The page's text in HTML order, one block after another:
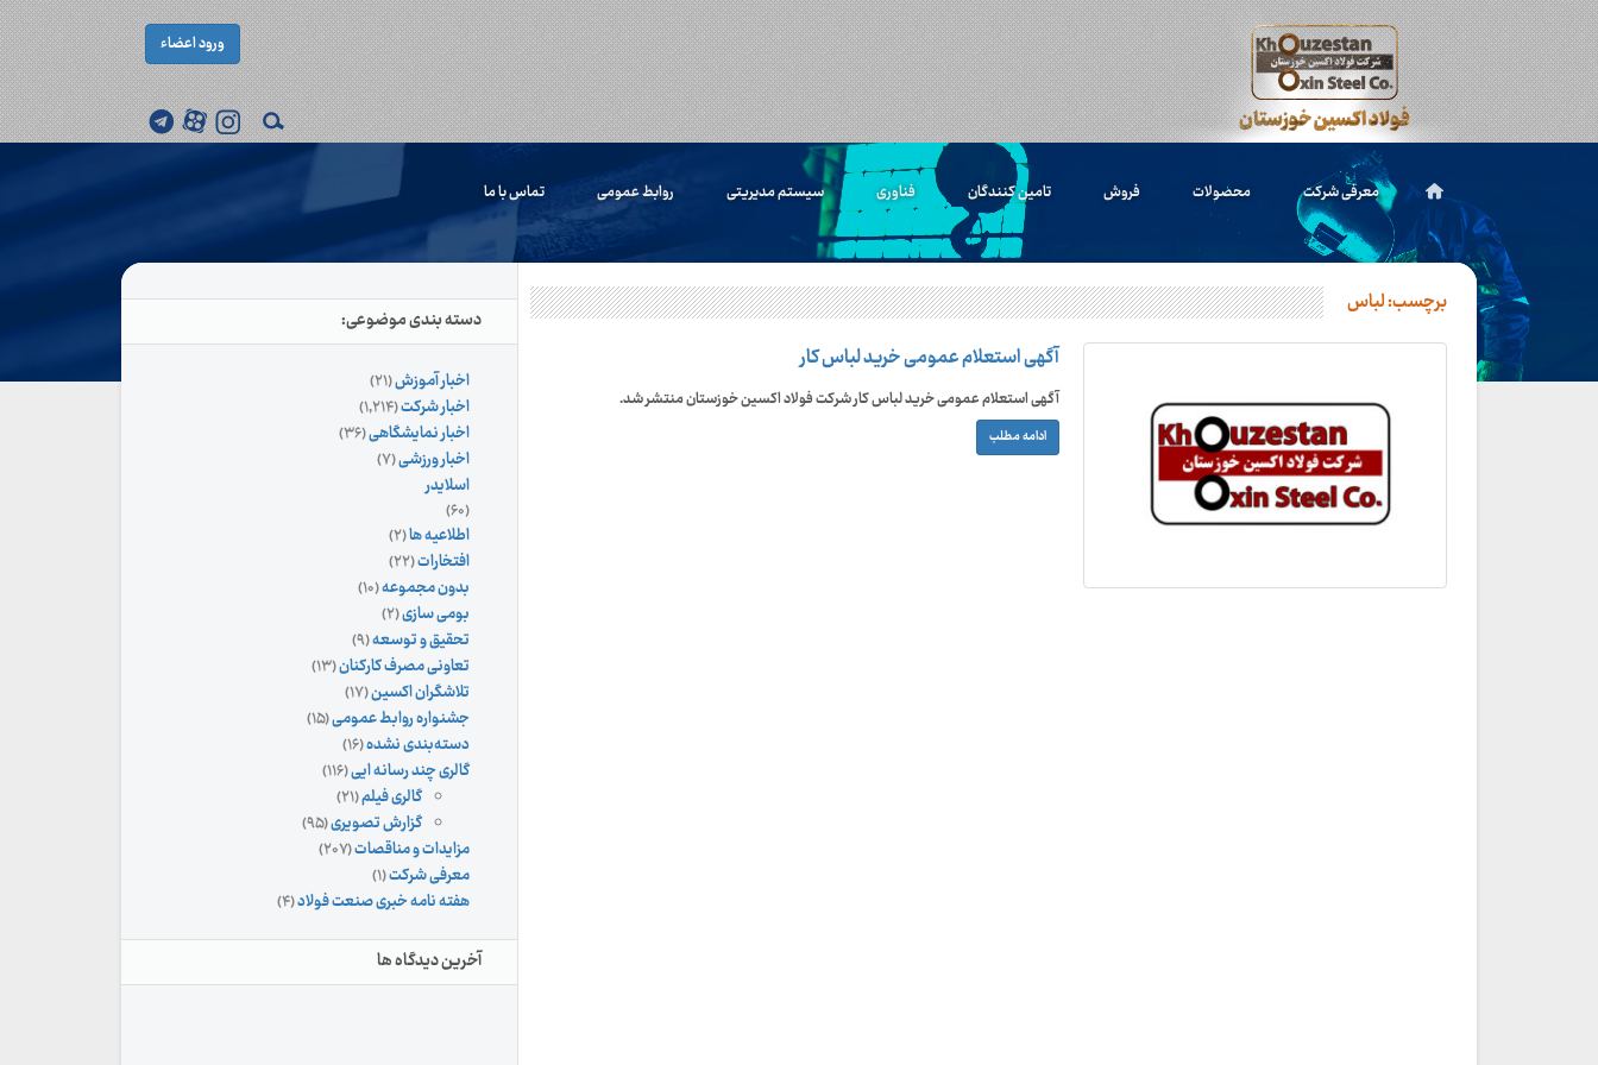
ورود اعضاء
معرفی شرکت محصولات فروش تامین کنندگان فناوری سیستم مدیریتی روابط عمومی تماس با ما
برچسب:لباس
آگهی استعلام عمومی خرید لباس کار
آگهی استعلام عمومی خرید لباس کار شرکت فولاد اکسین خوزستان منتشر شد.
ادامه مطلب
دسته بندی موضوعی:
اخبار آموزش(۲۱)
اخبار شرکت(۱,۲۱۴)
اخبار نمایشگاهی(۳۶)
اخبار ورزشی(۷)
اسلایدر
(۶۰)
اطلاعیه ها(۲)
افتخارات(۲۲)
بدون مجموعه(۱۰)
بومی سازی(۲)
تحقیق و توسعه(۹)
تعاونی مصرف کارکنان(۱۳)
تلاشگران اکسین(۱۷)
جشنواره روابط عمومی(۱۵)
دسته‌بندی نشده(۱۶)
گالری چند رسانه ایی(۱۱۶)
گالری فیلم(۲۱)
گزارش تصویری(۹۵)
مزایدات و مناقصات(۲۰۷)
معرفی شرکت(۱)
هفته نامه خبری صنعت فولاد(۴)
آخرین دیدگاه ها